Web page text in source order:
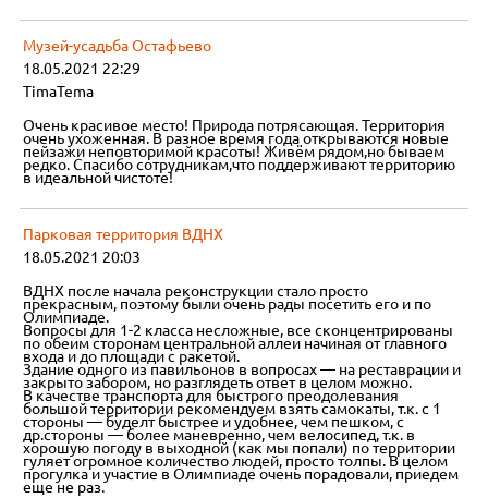
Музей-усадьба Остафьево
18.05.2021 22:29
TimaTema
Очень красивое место! Природа потрясающая. Территория
очень ухоженная. В разное время года открываются новые
пейзажи неповторимой красоты! Живём рядом,но бываем
редко. Спасибо сотрудникам,что поддерживают территорию
в идеальной чистоте!
Парковая территория ВДНХ
18.05.2021 20:03
ВДНХ после начала реконструкции стало просто
прекрасным, поэтому были очень рады посетить его и по
Олимпиаде.
Вопросы для 1-2 класса несложные, все сконцентрированы
по обеим сторонам центральной аллеи начиная от главного
входа и до площади с ракетой.
Здание одного из павильонов в вопросах — на реставрации и
закрыто забором, но разглядеть ответ в целом можно.
В качестве транспорта для быстрого преодолевания
большой территории рекомендуем взять самокаты, т.к. с 1
стороны — буделт быстрее и удобнее, чем пешком, с
др.стороны — более маневренно, чем велосипед, т.к. в
хорошую погоду в выходной (как мы попали) по территории
гуляет огромное количество людей, просто толпы. В целом
прогулка и участие в Олимпиаде очень порадовали, приедем
еще не раз.